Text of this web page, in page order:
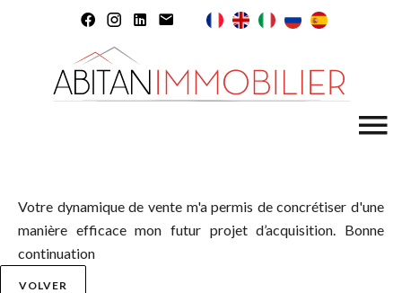
Votre dynamique de vente m'a permis de concrétiser d'une
manière efficace mon futur projet d’acquisition. Bonne
continuation
VOLVER